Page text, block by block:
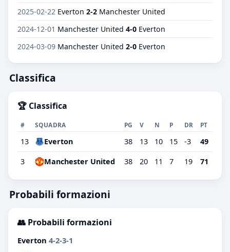
2025-02-22 Everton 2-2 Manchester United
2024-12-01 Manchester United 4-0 Everton
2024-03-09 Manchester United 2-0 Everton
Classifica
🏆 Classifica
# SQUADRA PG V N P DR PT
13 Everton 38 13 10 15 -3 49
3 Manchester United 38 20 11 7 19 71
Probabili formazioni
👥 Probabili formazioni
Everton 4-2-3-1